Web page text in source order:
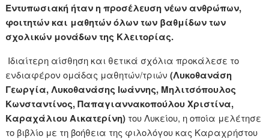
Εντυπωσιακή ήταν η προσέλευση νέων ανθρώπων,
φοιτητών και μαθητών όλων των βαθμίδων των
σχολικών μονάδων της Κλειτορίας.
Ιδιαίτερη αίσθηση και θετικά σχόλια προκάλεσε το
ενδιαφέρον ομάδας μαθητών/τριών(Λυκοθανάση
Γεωργία, Λυκοθανάσης Ιωάννης, Μηλιτσόπουλος
Κωνσταντίνος, Παπαγιαννακοπούλου Χριστίνα,
Καραχάλιου Αικατερίνη) του Λυκείου, η οποία μελέτησε
το βιβλίο με τη βοήθεια της φιλολόγου κας Καραχρήστου